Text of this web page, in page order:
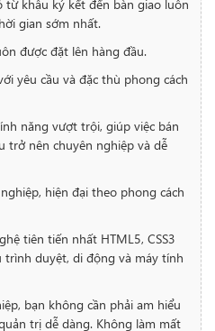
khâu ký kết đến bàn giao luôn
gian sớm nhất.
được đặt lên hàng đầu.
yêu cầu và đặc thù phong cách
năng vượt trội, giúp việc bán
trở nên chuyên nghiệp và dễ
hiện đại theo phong cách
tiên tiến nhất HTML5, CSS3
duyệt, di động và máy tính
bạn không cần phải am hiểu
trị dễ dàng. Không làm mất